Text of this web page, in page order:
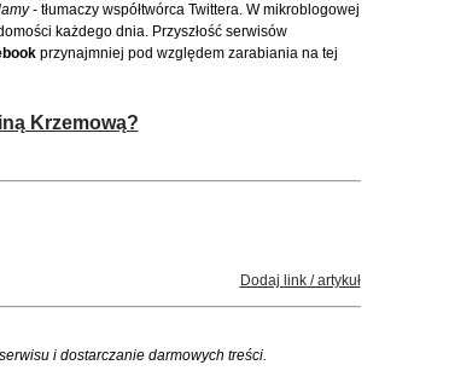
- tłumaczy współtwórca Twittera. W mikroblogowej
każdego dnia. Przyszłość serwisów
przynajmniej pod względem zarabiania na tej
Krzemową?
Dodaj link / artykuł
i dostarczanie darmowych treści.